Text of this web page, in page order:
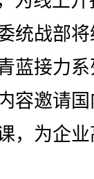
统战部
蓝接力
容邀请
，为企